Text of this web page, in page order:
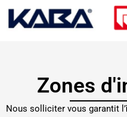
Zones
Nous solliciter vous garantit l’